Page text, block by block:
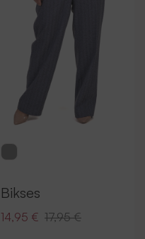
Bikses
14,95 € 17,95 €